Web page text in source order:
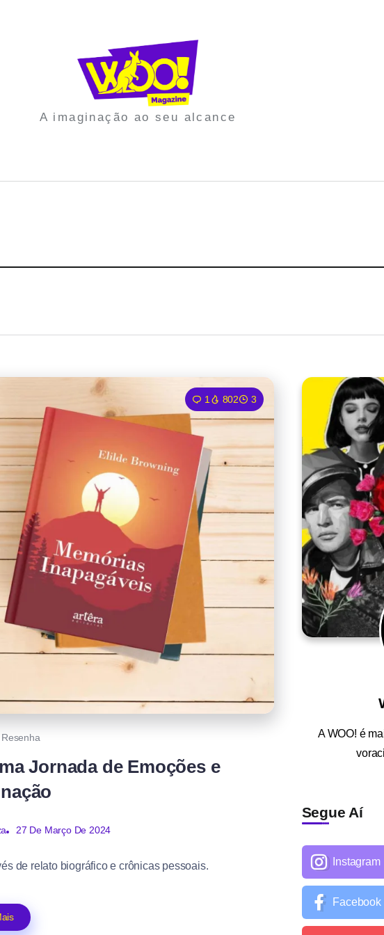
A imaginação ao seu alcance
1 802 3
Resenha
Jornada de Emoções e
27 De Março De 2024
de relato biográfico e crônicas pessoais.
AWOO! é
Segue Aí
Instagram
Facebook